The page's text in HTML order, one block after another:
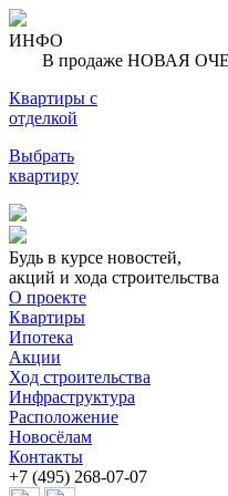
ИНФО
В продаже НОВАЯ
Квартиры с
отделкой
Выбрать
квартиру
Будь в курсе новостей,
акций и хода строительства
О проекте
Квартиры
Ипотека
Акции
Ход строительства
Инфраструктура
Расположение
Новосёлам
Контакты
+7 (495) 268-07-07